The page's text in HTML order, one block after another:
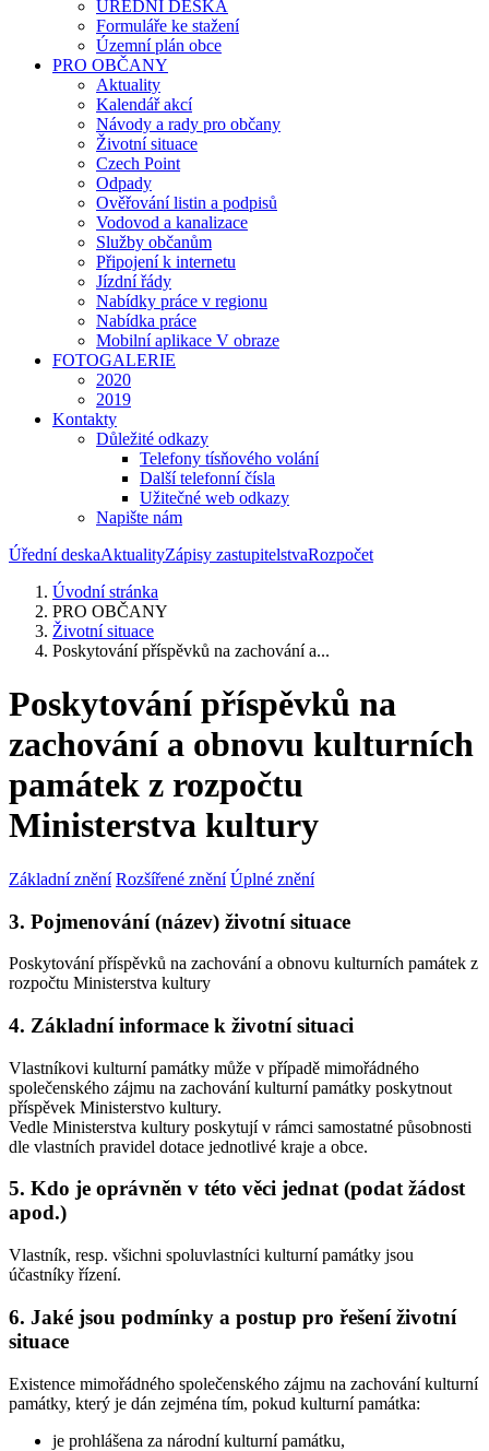
ÚŘEDNÍ DESKA
Formuláře ke stažení
Územní plán obce
PRO OBČANY
Aktuality
Kalendář akcí
Návody a rady pro občany
Životní situace
Czech Point
Odpady
Ověřování listin a podpisů
Vodovod a kanalizace
Služby občanům
Připojení k internetu
Jízdní řády
Nabídky práce v regionu
Nabídka práce
Mobilní aplikace V obraze
FOTOGALERIE
2020
2019
Kontakty
Důležité odkazy
Telefony tísňového volání
Další telefonní čísla
Užitečné web odkazy
Napište nám
Úřední deskaAktualityZápisy zastupitelstvaRozpočet
Úvodní stránka
PRO OBČANY
Životní situace
Poskytování příspěvků na zachování a...
Poskytování příspěvků na
zachování a obnovu kulturních
památek z rozpočtu
Ministerstva kultury
Základní znění Rozšířené znění Úplné znění
3. Pojmenování (název) životní situace
Poskytování příspěvků na zachování a obnovu kulturních památek z
rozpočtu Ministerstva kultury
4. Základní informace k životní situaci
Vlastníkovi kulturní památky může v případě mimořádného
společenského zájmu na zachování kulturní památky poskytnout
příspěvek Ministerstvo kultury.
Vedle Ministerstva kultury poskytují v rámci samostatné působnosti
dle vlastních pravidel dotace jednotlivé kraje a obce.
5. Kdo je oprávněn v této věci jednat (podat žádost
apod.)
Vlastník, resp. všichni spoluvlastníci kulturní památky jsou
účastníky řízení.
6. Jaké jsou podmínky a postup pro řešení životní
situace
Existence mimořádného společenského zájmu na zachování kulturní
památky, který je dán zejména tím, pokud kulturní památka:
je prohlášena za národní kulturní památku,